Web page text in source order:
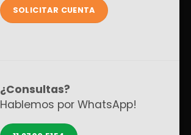
SOLICITAR CUENTA
¿Consultas?
Hablemos por WhatsApp!